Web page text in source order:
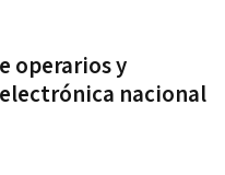
operarios y
nacional